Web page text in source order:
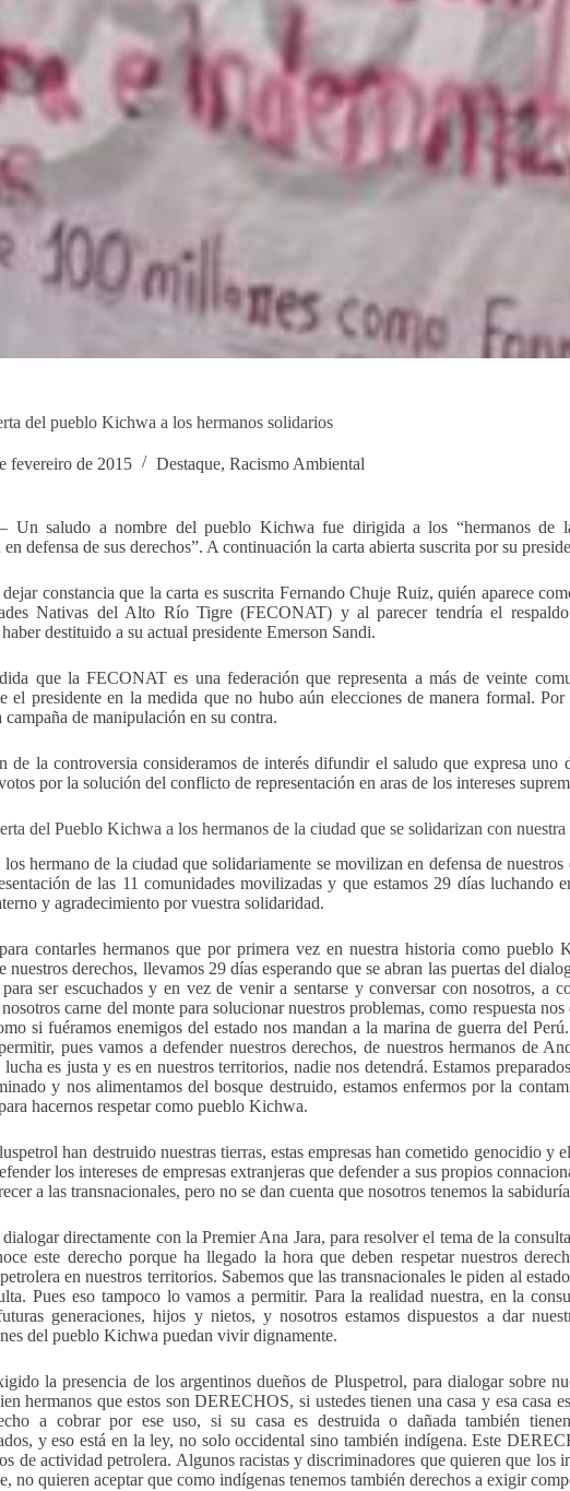
del pueblo Kichwa a los hermanos solidarios
fevereiro de 2015 Destaque, Racismo Ambiental
– Un saludo a nombre del pueblo Kichwa fue dirigida a los “hermanos de
defensa de sus derechos”. A continuación la carta abierta suscrita por su
constancia que la carta es suscrita Fernando Chuje Ruiz, quién aparece
Nativas del Alto Río Tigre (FECONAT) y al parecer tendría el
destituido a su actual presidente Emerson Sandi.
que la FECONAT es una federación que representa a más de veinte
el presidente en la medida que no hubo aún elecciones de manera formal.
campaña de manipulación en su contra.
de la controversia consideramos de interés difundir el saludo que expresa uno
por la solución del conflicto de representación en aras de los intereses
del Pueblo Kichwa a los hermanos de la ciudad que se solidarizan con nuestra
los hermano de la ciudad que solidariamente se movilizan en defensa de
de las 11 comunidades movilizadas y que estamos 29 días luchando
y agradecimiento por vuestra solidaridad.
contarles hermanos que por primera vez en nuestra historia como pueblo
nuestros derechos, llevamos 29 días esperando que se abran las puertas del
ser escuchados y en vez de venir a sentarse y conversar con nosotros, a
carne del monte para solucionar nuestros problemas, como respuesta
si fuéramos enemigos del estado nos mandan a la marina de guerra del
pues vamos a defender nuestros derechos, de nuestros hermanos de
es justa y es en nuestros territorios, nadie nos detendrá. Estamos
y nos alimentamos del bosque destruido, estamos enfermos por la
hacernos respetar como pueblo Kichwa.
han destruido nuestras tierras, estas empresas han cometido genocidio y
los intereses de empresas extranjeras que defender a sus propios
a las transnacionales, pero no se dan cuenta que nosotros tenemos la
directamente con la Premier Ana Jara, para resolver el tema de la
este derecho porque ha llegado la hora que deben respetar nuestros
en nuestros territorios. Sabemos que las transnacionales le piden al
Pues eso tampoco lo vamos a permitir. Para la realidad nuestra, en la
generaciones, hijos y nietos, y nosotros estamos dispuestos a dar
del pueblo Kichwa puedan vivir dignamente.
la presencia de los argentinos dueños de Pluspetrol, para dialogar sobre
hermanos que estos son DERECHOS, si ustedes tienen una casa y esa casa
a cobrar por ese uso, si su casa es destruida o dañada también
y eso está en la ley, no solo occidental sino también indígena. Este
de actividad petrolera. Algunos racistas y discriminadores que quieren que los
no quieren aceptar que como indígenas tenemos también derechos a exigir